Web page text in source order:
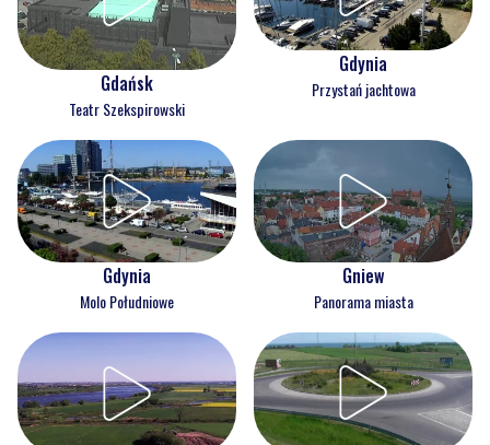
Gdańsk
Teatr Szekspirowski
Gdynia
Przystań jachtowa
Gdynia
Molo Południowe
Gniew
Panorama miasta